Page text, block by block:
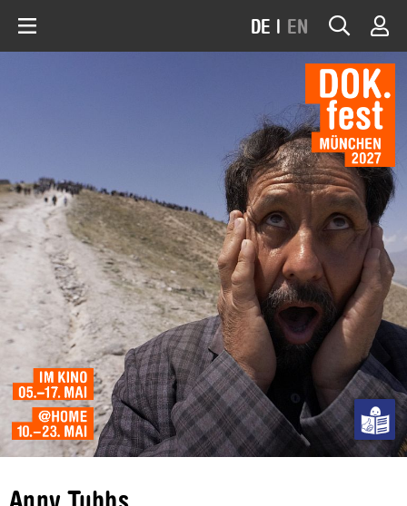
DE | EN